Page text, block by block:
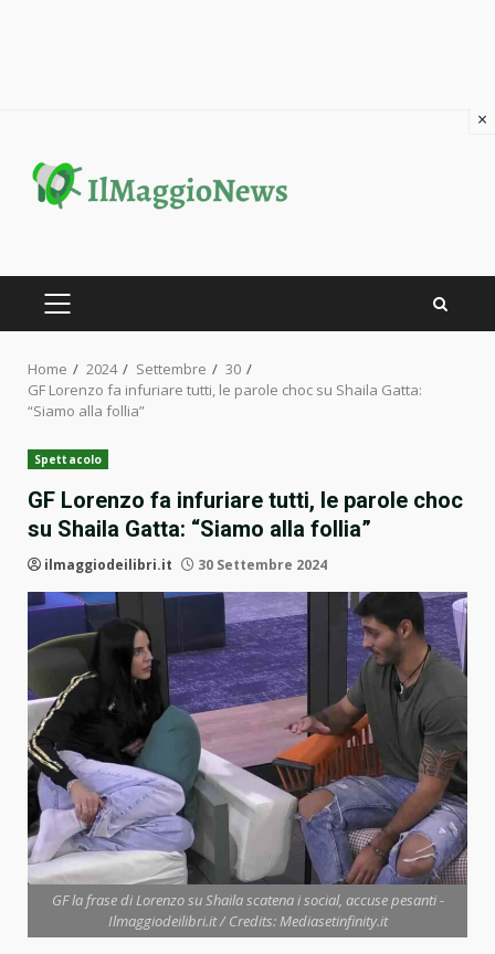
content
PRIMARY
Home 2024 Settembre
30
GF Lorenzo fa infuriare tutti, le parole choc su Shaila Gatta:
“Siamo alla follia”
Spettacolo
GF Lorenzo fa infuriare tutti, le parole choc
su Shaila Gatta: “Siamo alla follia”
ilmaggiodeilibri.it 30 Settembre 2024
GF la frase di Lorenzo su Shaila scatena i social, accuse pesanti -
Ilmaggiodeilibri.it / Credits: Mediasetinfinity.it
×